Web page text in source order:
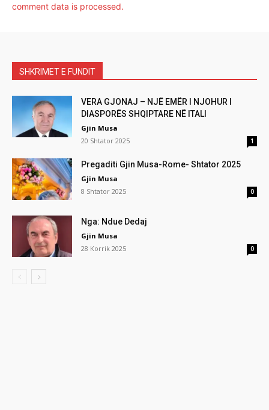
comment data is processed.
SHKRIMET E FUNDIT
VERA GJONAJ – NJË EMËR I NJOHUR I
DIASPORËS SHQIPTARE NË ITALI
Gjin Musa
20 Shtator 2025
1
Pregaditi Gjin Musa-Rome- Shtator 2025
Gjin Musa
8 Shtator 2025
0
Nga: Ndue Dedaj
Gjin Musa
28 Korrik 2025
0